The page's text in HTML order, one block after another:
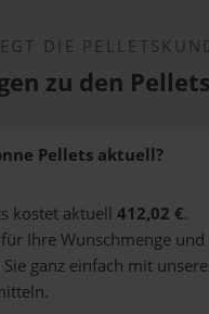
DIE
zu den
Pellets aktuell?
kostet aktuell 412,02 €.
Ihre Wunschmenge und
ganz einfach mit